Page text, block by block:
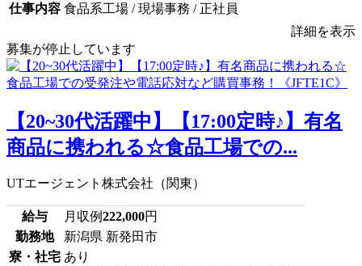
仕事内容 食品系工場 / 現場事務 / 正社員
詳細を表示
募集が停止しています
【20~30代活躍中】【17:00定時♪】有名
商品に携われる☆食品工場での...
UTエージェント株式会社（関東）
給与 月収例222,000円
勤務地
新潟県 新発田市
寮・社宅 あり